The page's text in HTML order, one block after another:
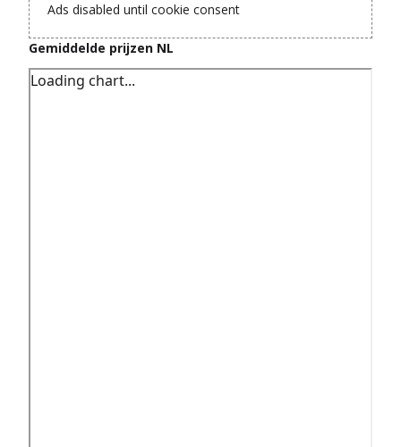
Ads disabled until cookie consent
Gemiddelde prijzen NL